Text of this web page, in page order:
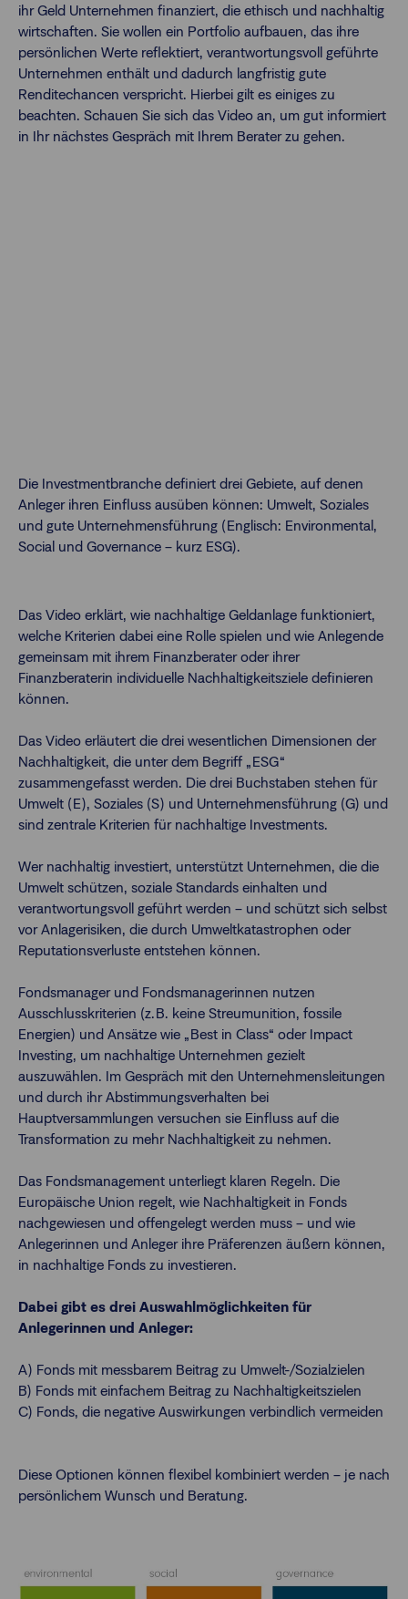
ihr Geld Unternehmen finanziert, die ethisch und nachhaltig
wirtschaften. Sie wollen ein Portfolio aufbauen, das ihre
persönlichen Werte reflektiert, verantwortungsvoll geführte
Unternehmen enthält und dadurch langfristig gute
Renditechancen verspricht. Hierbei gilt es einiges zu
beachten. Schauen Sie sich das Video an, um gut informiert
in Ihr nächstes Gespräch mit Ihrem Berater zu gehen.
Die Investmentbranche definiert drei Gebiete, auf denen
Anleger ihren Einfluss ausüben können: Umwelt, Soziales
und gute Unternehmensführung (Englisch: Environmental,
Social und Governance – kurz ESG).
Das Video erklärt, wie nachhaltige Geldanlage funktioniert,
welche Kriterien dabei eine Rolle spielen und wie Anlegende
gemeinsam mit ihrem Finanzberater oder ihrer
Finanzberaterin individuelle Nachhaltigkeitsziele definieren
können.
Das Video erläutert die drei wesentlichen Dimensionen der
Nachhaltigkeit, die unter dem Begriff „ESG“
zusammengefasst werden. Die drei Buchstaben stehen für
Umwelt (E), Soziales (S) und Unternehmensführung (G) und
sind zentrale Kriterien für nachhaltige Investments.
Wer nachhaltig investiert, unterstützt Unternehmen, die die
Umwelt schützen, soziale Standards einhalten und
verantwortungsvoll geführt werden – und schützt sich selbst
vor Anlagerisiken, die durch Umweltkatastrophen oder
Reputationsverluste entstehen können.
Fondsmanager und Fondsmanagerinnen nutzen
Ausschlusskriterien (z. B. keine Streumunition, fossile
Energien) und Ansätze wie „Best in Class“ oder Impact
Investing, um nachhaltige Unternehmen gezielt
auszuwählen. Im Gespräch mit den Unternehmensleitungen
und durch ihr Abstimmungsverhalten bei
Hauptversammlungen versuchen sie Einfluss auf die
Transformation zu mehr Nachhaltigkeit zu nehmen.
Das Fondsmanagement unterliegt klaren Regeln. Die
Europäische Union regelt, wie Nachhaltigkeit in Fonds
nachgewiesen und offengelegt werden muss – und wie
Anlegerinnen und Anleger ihre Präferenzen äußern können,
in nachhaltige Fonds zu investieren.
Dabei gibt es drei Auswahlmöglichkeiten für
Anlegerinnen und Anleger:
A) Fonds mit messbarem Beitrag zu Umwelt-/Sozialzielen
B) Fonds mit einfachem Beitrag zu Nachhaltigkeitszielen
C) Fonds, die negative Auswirkungen verbindlich vermeiden
Diese Optionen können flexibel kombiniert werden – je nach
persönlichem Wunsch und Beratung.